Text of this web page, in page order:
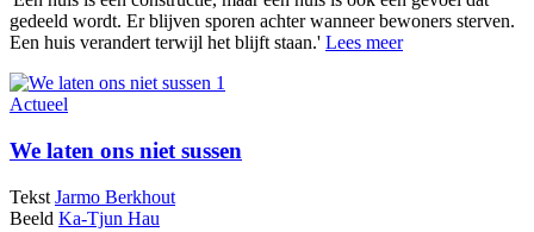
gedeeld wordt. Er blijven sporen achter wanneer bewoners sterven.
Een huis verandert terwijl het blijft staan.' Lees meer
Actueel
We laten ons niet sussen
Tekst Jarmo Berkhout
Beeld Ka-Tjun Hau